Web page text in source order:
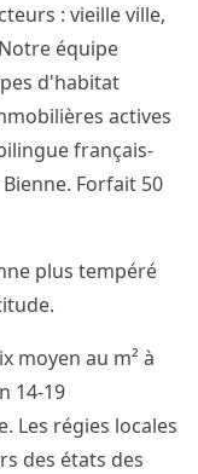
: vieille ville,
équipe
d'habitat
actives
français-
Forfait 50
plus tempéré
moyen au m² à
14-19
Les régies locales
des états des